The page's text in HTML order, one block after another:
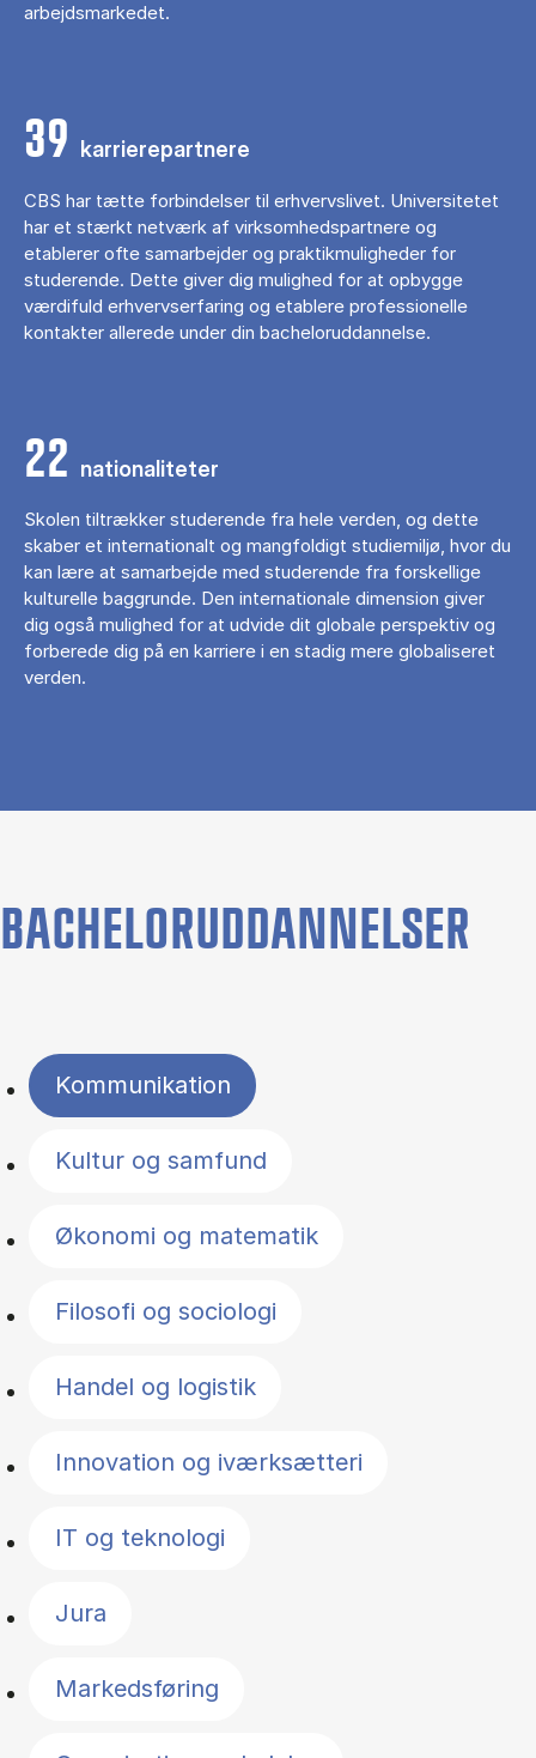
arbejdsmarkedet.
39 karrierepartnere
CBS har tætte forbindelser til erhvervslivet. Universitetet
har et stærkt netværk af virksomhedspartnere og
etablerer ofte samarbejder og praktikmuligheder for
studerende. Dette giver dig mulighed for at opbygge
værdifuld erhvervserfaring og etablere professionelle
kontakter allerede under din bacheloruddannelse.
22 nationaliteter
Skolen tiltrækker studerende fra hele verden, og dette
skaber et internationalt og mangfoldigt studiemiljø, hvor du
kan lære at samarbejde med studerende fra forskellige
kulturelle baggrunde. Den internationale dimension giver
dig også mulighed for at udvide dit globale perspektiv og
forberede dig på en karriere i en stadig mere globaliseret
verden.
BACHELORUDDANNELSER
Filter by topics
Kommunikation
Kultur og samfund
Økonomi og matematik
Filosofi og sociologi
Handel og logistik
Innovation og iværksætteri
IT og teknologi
Jura
Markedsføring